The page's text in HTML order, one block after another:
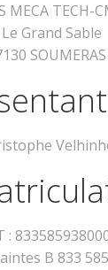
MECA TECH-
Grand Sable
SOUMERAS
:
B 833